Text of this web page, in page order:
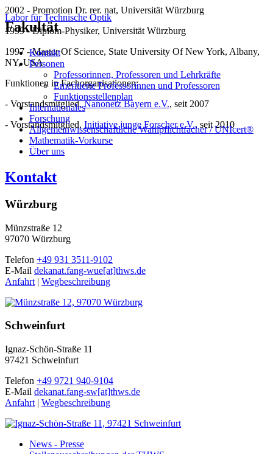
2002 - Promotion Dr. rer. nat, Universität Würzburg
1999 - Diplom-Physiker, Universität Würzburg
1997 - Master Of Science, State University Of New York, Albany,
NY, USA
Funktionen in Fachorganisationen:
- Vorstandsmitglied,Nanonetz Bayern e.V., seit 2007
- Vorstandsmitglied, Initiative junge Forscher e.V., seit 2010
Labor für Technische Optik
Fakultät
Kontakt
Personen
Professorinnen, Professoren und Lehrkräfte
Emeritierte Professorinnen und Professoren
Funktionsstellenplan
Internationales
Forschung
Allgemeinwissenschaftliche Wahlpflichtfächer / UNIcert®
Mathematik-Vorkurse
Über uns
Kontakt
Würzburg
Münzstraße 12
97070 Würzburg
Telefon +49 931 3511-9102
E-Mail dekanat.fang-wue[at]thws.de
Anfahrt | Wegbeschreibung
Schweinfurt
Ignaz-Schön-Straße 11
97421 Schweinfurt
Telefon +49 9721 940-9104
E-Mail dekanat.fang-sw[at]thws.de
Anfahrt | Wegbeschreibung
News - Presse